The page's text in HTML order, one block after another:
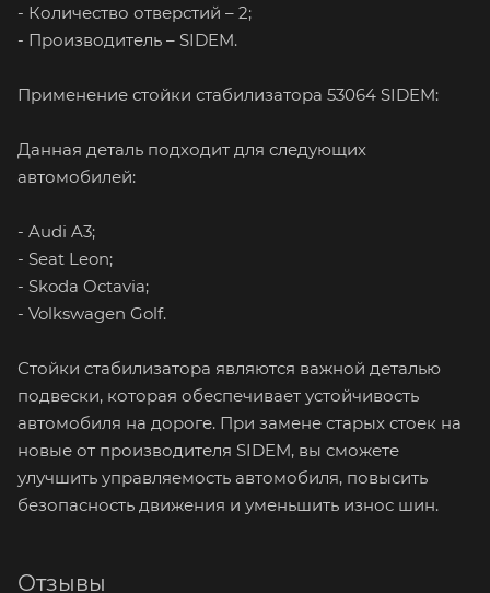
- Количество отверстий – 2;
- Производитель – SIDEM.
Применение стойки стабилизатора 53064 SIDEM:
Данная деталь подходит для следующих
автомобилей:
- Audi A3;
- Seat Leon;
- Skoda Octavia;
- Volkswagen Golf.
Стойки стабилизатора являются важной деталью
подвески, которая обеспечивает устойчивость
автомобиля на дороге. При замене старых стоек на
новые от производителя SIDEM, вы сможете
улучшить управляемость автомобиля, повысить
безопасность движения и уменьшить износ шин.
Отзывы